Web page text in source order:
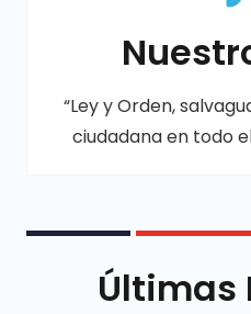
“Ley y Orden,
ciudadana en todo
Últimas